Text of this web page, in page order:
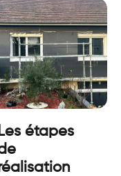
Les étapes